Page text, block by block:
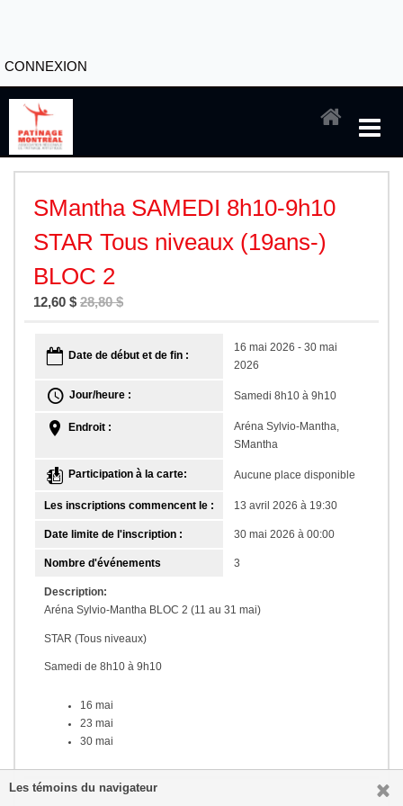
Les témoins du navigateur
CONNEXION
SMantha SAMEDI 8h10-9h10
STAR Tous niveaux (19ans-)
BLOC 2
12,60 $ 28,80 $
Date de début et de fin :
16 mai 2026 - 30 mai
2026
Jour/heure : Samedi 8h10 à 9h10
Endroit :
Aréna Sylvio-Mantha,
SMantha
Participation à la carte: Aucune place disponible
Les inscriptions commencent le : 13 avril 2026 à 19:30
Date limite de l'inscription : 30 mai 2026 à 00:00
Nombre d'événements 3
Description:
Aréna Sylvio-Mantha BLOC 2 (11 au 31 mai)
STAR (Tous niveaux)
Samedi de 8h10 à 9h10
16 mai
23 mai
30 mai